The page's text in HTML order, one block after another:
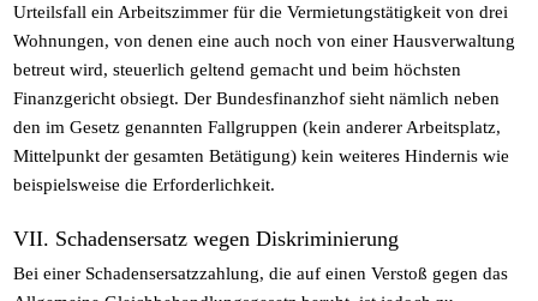
Urteilsfall ein Arbeitszimmer für die Vermietungstätigkeit von drei
Wohnungen, von denen eine auch noch von einer Hausverwaltung
betreut wird, steuerlich geltend gemacht und beim höchsten
Finanzgericht obsiegt. Der Bundesfinanzhof sieht nämlich neben
den im Gesetz genannten Fallgruppen (kein anderer Arbeitsplatz,
Mittelpunkt der gesamten Betätigung) kein weiteres Hindernis wie
beispielsweise die Erforderlichkeit.
VII. Schadensersatz wegen Diskriminierung
Bei einer Schadensersatzzahlung, die auf einen Verstoß gegen das